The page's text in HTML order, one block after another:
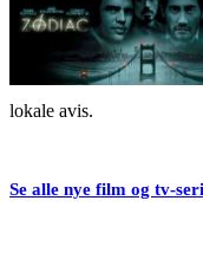
lokale avis.
Se alle nye film og tv-